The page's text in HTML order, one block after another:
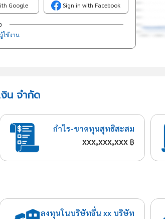
Google Sign in with Facebook
ใช้งาน
น จำกัด
กำไร-ขาดทุนสุทธิสะสม
xxx,xxx,xxx ฿
ลงทุนในบริษัทอื่น xx บริษัท